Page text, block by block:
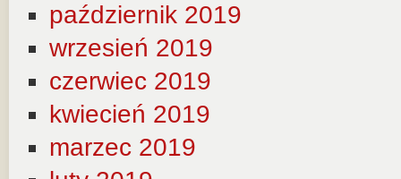
październik 2019
wrzesień 2019
czerwiec 2019
kwiecień 2019
marzec 2019